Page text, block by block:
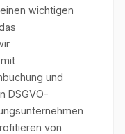
wichtigen
und
DSGVO-
von